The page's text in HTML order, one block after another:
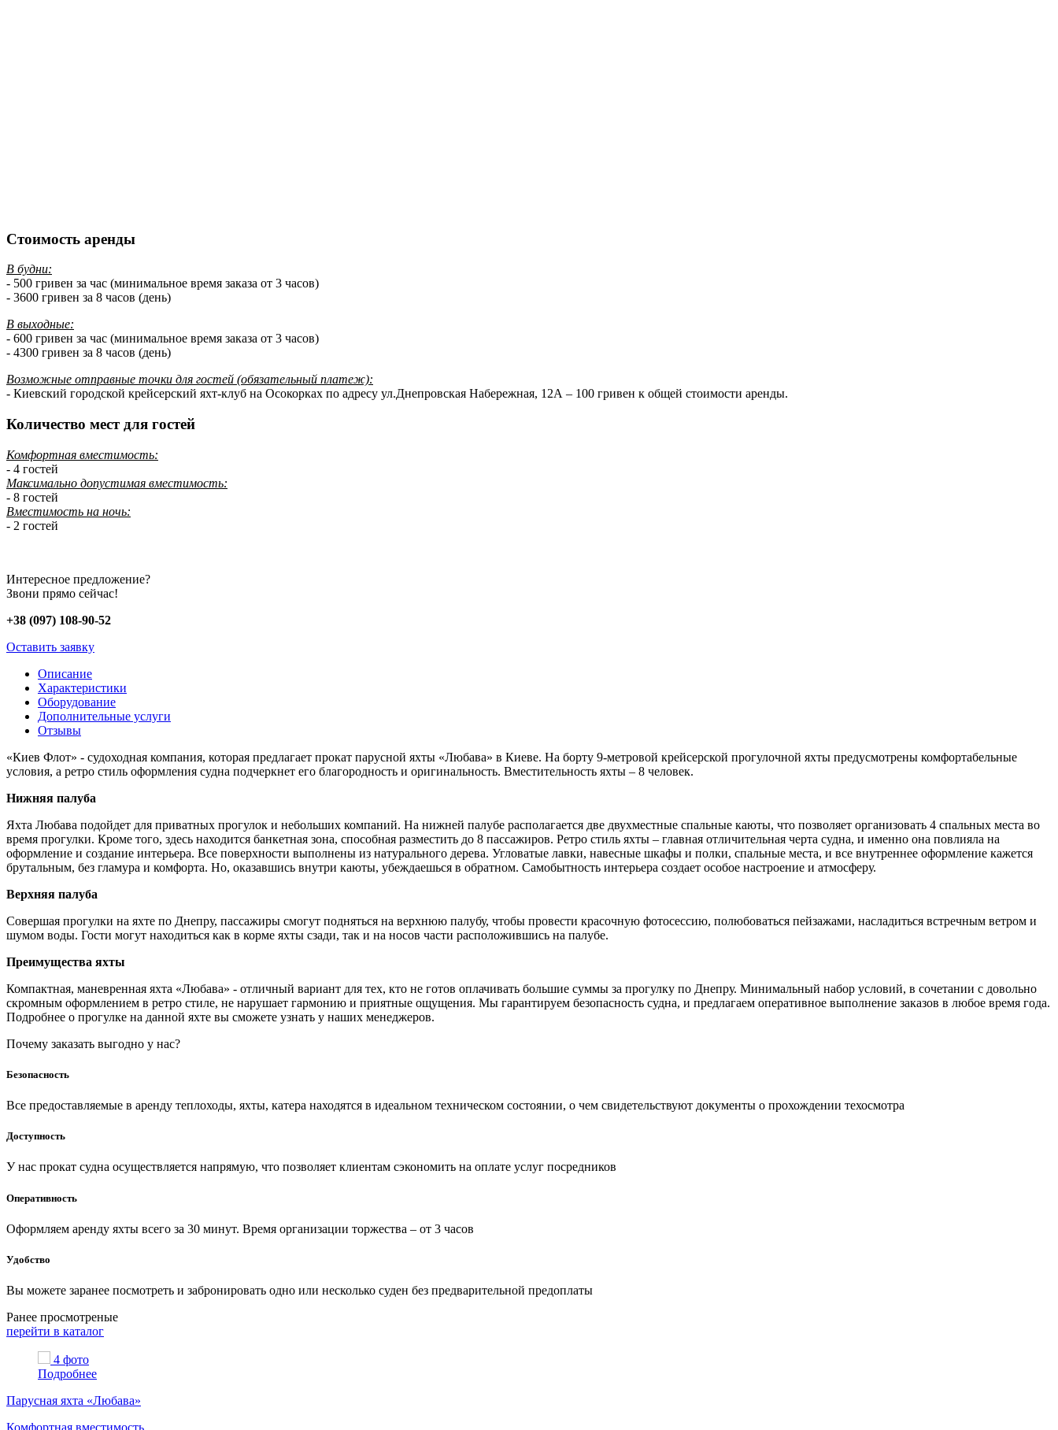
Стоимость аренды
В будни:
- 500 гривен за час (минимальное время заказа от 3 часов)
- 3600 гривен за 8 часов (день)
В выходные:
- 600 гривен за час (минимальное время заказа от 3 часов)
- 4300 гривен за 8 часов (день)
Возможные отправные точки для гостей (обязательный платеж):
- Киевский городской крейсерский яхт-клуб на Осокорках по адресу ул.Днепровская Набережная, 12А – 100 гривен к общей стоимости аренды.
Количество мест для гостей
Комфортная вместимость:
- 4 гостей
Максимально допустимая вместимость:
- 8 гостей
Вместимость на ночь:
- 2 гостей
Интересное предложение?
Звони прямо сейчас!
+38 (097) 108-90-52
Оставить заявку
Описание
Характеристики
Оборудование
Дополнительные услуги
Отзывы
«Киев Флот» - судоходная компания, которая предлагает прокат парусной яхты «Любава» в Киеве. На борту 9-метровой крейсерской прогулочной яхты предусмотрены комфортабельные
условия, а ретро стиль оформления судна подчеркнет его благородность и оригинальность. Вместительность яхты – 8 человек.
Нижняя палуба
Яхта Любава подойдет для приватных прогулок и небольших компаний. На нижней палубе располагается две двухместные спальные каюты, что позволяет организовать 4 спальных места во
время прогулки. Кроме того, здесь находится банкетная зона, способная разместить до 8 пассажиров. Ретро стиль яхты – главная отличительная черта судна, и именно она повлияла на
оформление и создание интерьера. Все поверхности выполнены из натурального дерева. Угловатые лавки, навесные шкафы и полки, спальные места, и все внутреннее оформление кажется
брутальным, без гламура и комфорта. Но, оказавшись внутри каюты, убеждаешься в обратном. Самобытность интерьера создает особое настроение и атмосферу.
Верхняя палуба
Совершая прогулки на яхте по Днепру, пассажиры смогут подняться на верхнюю палубу, чтобы провести красочную фотосессию, полюбоваться пейзажами, насладиться встречным ветром и
шумом воды. Гости могут находиться как в корме яхты сзади, так и на носов части расположившись на палубе.
Преимущества яхты
Компактная, маневренная яхта «Любава» - отличный вариант для тех, кто не готов оплачивать большие суммы за прогулку по Днепру. Минимальный набор условий, в сочетании с довольно
скромным оформлением в ретро стиле, не нарушает гармонию и приятные ощущения. Мы гарантируем безопасность судна, и предлагаем оперативное выполнение заказов в любое время года.
Подробнее о прогулке на данной яхте вы сможете узнать у наших менеджеров.
Почему заказать выгодно у нас?
Безопасность
Все предоставляемые в аренду теплоходы, яхты, катера находятся в идеальном техническом состоянии, о чем свидетельствуют документы о прохождении техосмотра
Доступность
У нас прокат судна осуществляется напрямую, что позволяет клиентам сэкономить на оплате услуг посредников
Оперативность
Оформляем аренду яхты всего за 30 минут. Время организации торжества – от 3 часов
Удобство
Вы можете заранее посмотреть и забронировать одно или несколько суден без предварительной предоплаты
Ранее просмотреные
перейти в каталог
4 фото
Подробнее
Парусная яхта «Любава»